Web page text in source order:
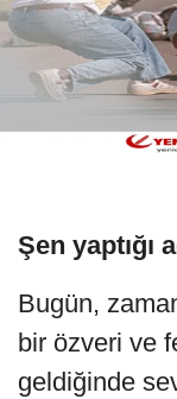
Şen yaptığı
Bugün,
bir özveri ve
geldiğinde